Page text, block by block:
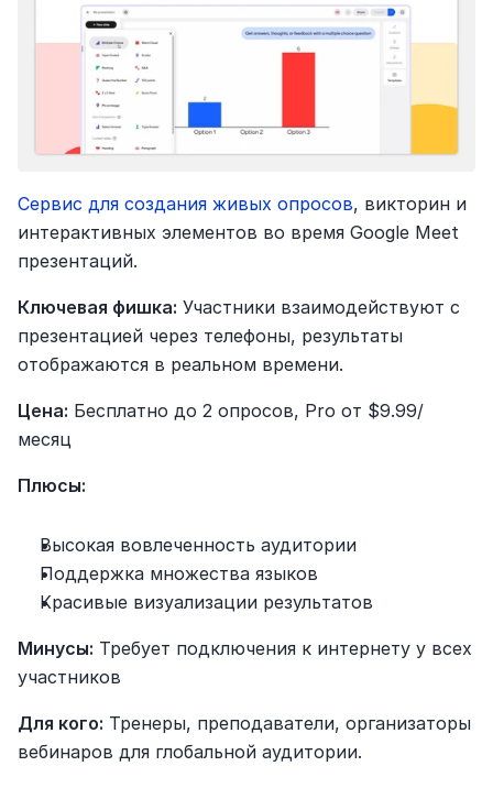
Сервис для создания живых опросов, викторин и
интерактивных элементов во время Google Meet
презентаций.
Ключевая фишка: Участники взаимодействуют с
презентацией через телефоны, результаты
отображаются в реальном времени.
Цена: Бесплатно до 2 опросов, Pro от $9.99/
месяц
Плюсы:
Высокая вовлеченность аудитории
Поддержка множества языков
Красивые визуализации результатов
Минусы: Требует подключения к интернету у всех
участников
Для кого: Тренеры, преподаватели, организаторы
вебинаров для глобальной аудитории.